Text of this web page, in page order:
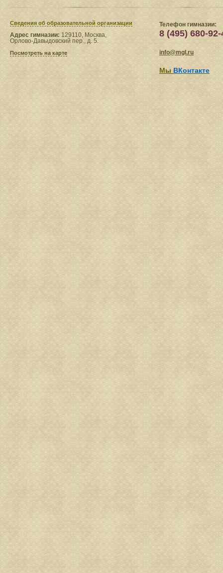
Сведения​ об образовательной организации
Адрес гимназии: 129110, Москва,
Орлово-Давыдовский пер., д. 5.
Посмотреть на карте
Телефон гимназии:
8 (495) 680-92-
info@mgl.ru
Мы ВКонтакте